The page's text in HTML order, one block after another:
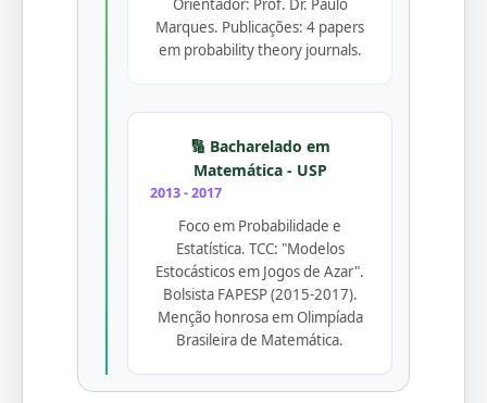
Orientador: Prof. Dr. Paulo
Marques. Publicações: 4 papers
em probability theory journals.
🔢 Bacharelado em
Matemática - USP
2013 - 2017
Foco em Probabilidade e
Estatística. TCC: "Modelos
Estocásticos em Jogos de Azar".
Bolsista FAPESP (2015-2017).
Menção honrosa em Olimpíada
Brasileira de Matemática.